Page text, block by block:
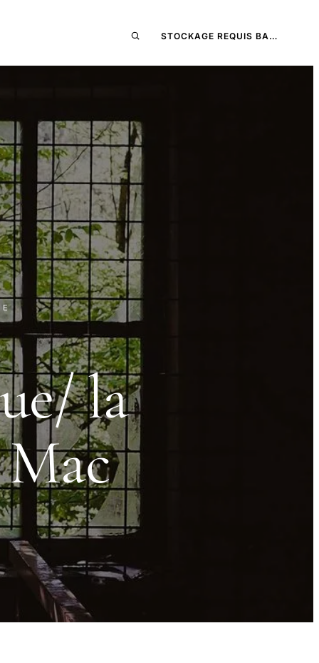
STOCKAGE REQUIS BA…
la